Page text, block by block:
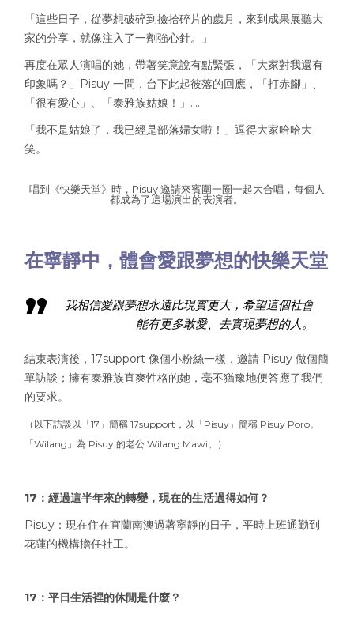
「這些日子，從夢想破碎到撿拾碎片的歲月，來到成果展聽大
家的分享，就像注入了一劑強心針。」
再度在眾人演唱的她，帶著笑意說有點緊張，「大家對我還有
印象嗎？」Pisuy 一問，台下此起彼落的回應，「打赤腳」、
「很有愛心」、「泰雅族姑娘！」…..
「我不是姑娘了，我已經是部落婦女啦！」逗得大家哈哈大
笑。
唱到《快樂天堂》時，Pisuy 邀請來賓圍一圈一起大合唱，每個人
都成為了這場演出的表演者。
在寧靜中，體會愛跟夢想的快樂天堂
我相信愛跟夢想永遠比現實更大，希望這個社會
能有更多敢愛、去實現夢想的人。
結束表演後，17support 像個小粉絲一樣，邀請 Pisuy 做個簡
單訪談；擁有泰雅族直爽性格的她，毫不猶豫地便答應了我們
的要求。
（以下訪談以「17」簡稱 17support，以「Pisuy」簡稱 Pisuy Poro。
「Wilang」為 Pisuy 的老公 Wilang Mawi。）
17：經過這半年來的轉變，現在的生活過得如何？
Pisuy：現在住在宜蘭南澳過著寧靜的日子，平時上班通勤到
花蓮的機構擔任社工。
17：平日生活裡的休閒是什麼？